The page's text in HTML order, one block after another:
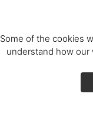
Some of the cookies
understand how our